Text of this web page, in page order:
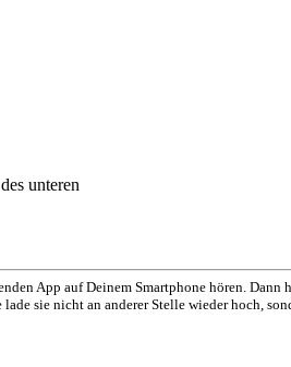
unteren
App auf Deinem Smartphone hören.
sie nicht an anderer Stelle wieder hoch,